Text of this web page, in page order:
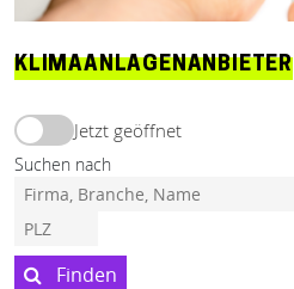
KLIMAANLAGENANBIETER
Jetzt geöffnet
Suchen nach
Finden